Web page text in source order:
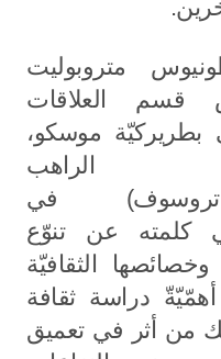
متروبوليت
قسم العلاقات
بطريركيّة موسكو،
في
كلمته عن تنوّع
الثقافيّة
دراسة ثقافة
من أثر في تعميق